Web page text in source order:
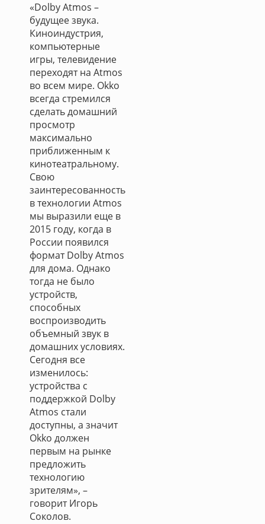
«Dolby Atmos –
будущее звука.
Киноиндустрия,
компьютерные
игры, телевидение
переходят на Atmos
во всем мире. Okko
всегда стремился
сделать домашний
просмотр
максимально
приближенным к
кинотеатральному.
Свою
заинтересованность
в технологии Atmos
мы выразили еще в
2015 году, когда в
России появился
формат Dolby Atmos
для дома. Однако
тогда не было
устройств,
способных
воспроизводить
объемный звук в
домашних условиях.
Сегодня все
изменилось:
устройства с
поддержкой Dolby
Atmos стали
доступны, а значит
Okko должен
первым на рынке
предложить
технологию
зрителям», –
говорит Игорь
Соколов.